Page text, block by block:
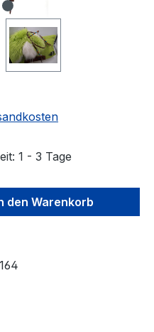
1 - 3 Tage
den
den Warenkorb